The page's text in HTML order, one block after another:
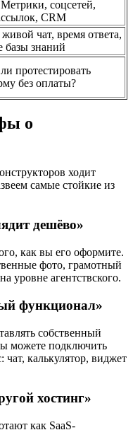
соцсетей,
CRM
чат, время ответа,
базы знаний
протестировать
без оплаты?
о
ходит
самые стойкие из
дешёво»
как вы его оформите.
фото, грамотный
уровне агентствского.
функционал»
собственный
можете подключить
калькулятор, виджет
хостинг»
как SaaS-